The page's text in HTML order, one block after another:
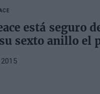
está seguro
sexto anillo el